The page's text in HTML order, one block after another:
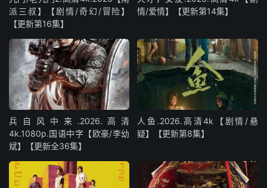
派三叔】【剧情/奇幻/冒险】
【更新第16集】
情/爱情】【更新第14集】
兵自风中来‎.2026.高清
4k.1080p.国语中字【欧豪/李幼
斌】【更新全36集】
人鱼.2026.高清4k【剧情/悬
疑】【更新第8集】